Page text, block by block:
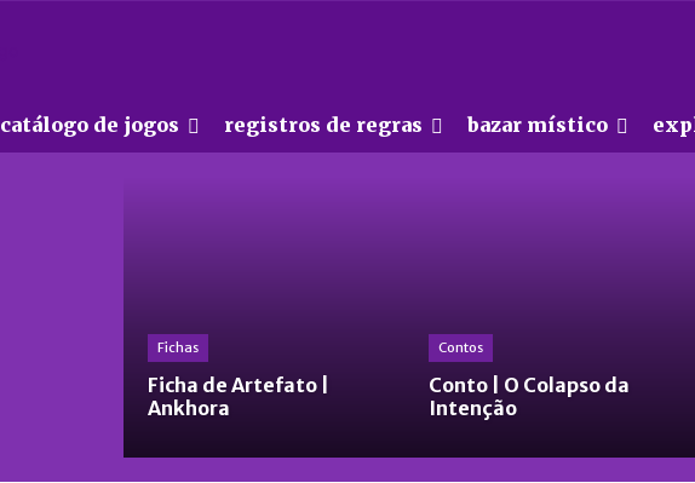
catálogo de jogos registros de regras bazar místico
Fichas
Ficha de Artefato |
Ankhora
Contos
Conto | O Colapso da
Intenção